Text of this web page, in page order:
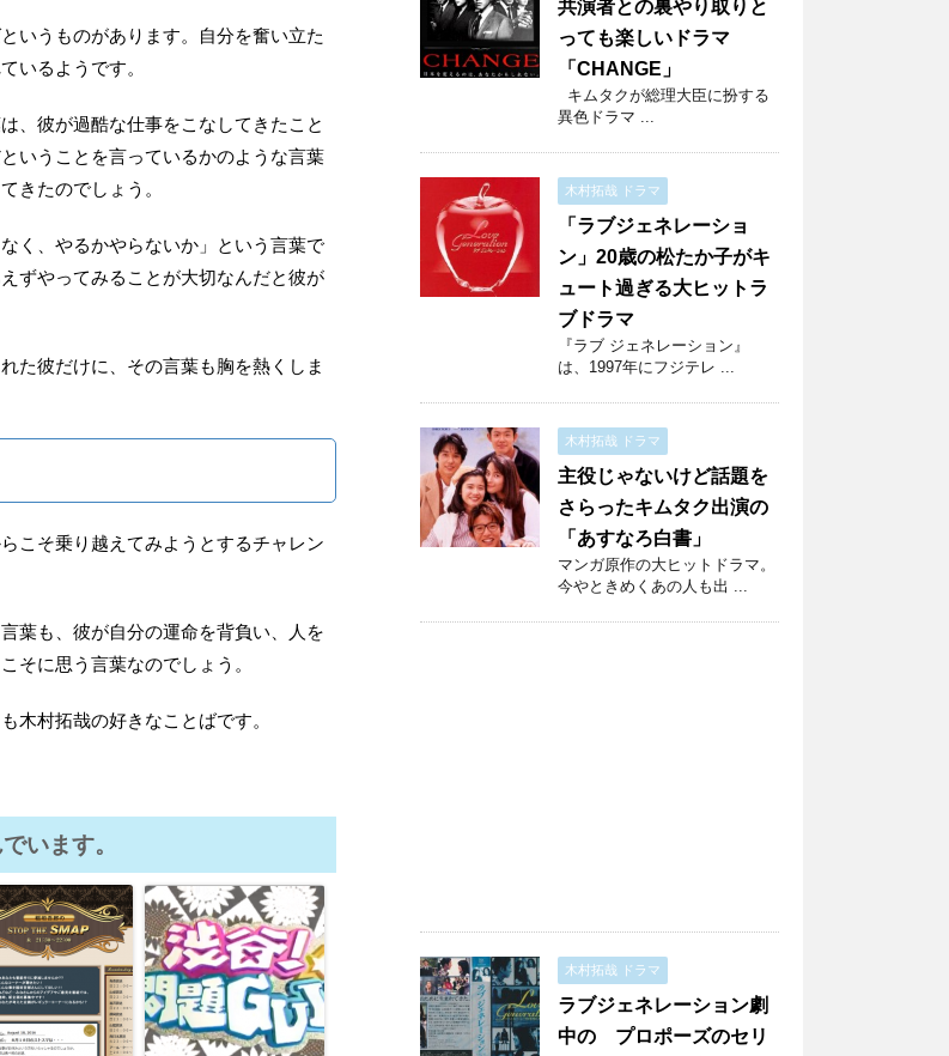
いうものがあります。自分を奮い立た
いるようです。
、彼が過酷な仕事をこなしてきたこと
いうことを言っているかのような言葉
きたのでしょう。
く、やるかやらないか」という言葉で
ずやってみることが大切なんだと彼が
た彼だけに、その言葉も胸を熱くしま
こそ乗り越えてみようとするチャレン
葉も、彼が自分の運命を背負い、人を
そに思う言葉なのでしょう。
木村拓哉の好きなことばです。
います。
共演者との裏やり取りと
っても楽しいドラマ
「CHANGE」
キムタクが総理大臣に扮する
異色ドラマ ...
木村拓哉 ドラマ
「ラブジェネレーショ
ン」20歳の松たか子がキ
ュート過ぎる大ヒットラ
ブドラマ
『ラブ ジェネレーション』
は、1997年にフジテレ ...
木村拓哉 ドラマ
主役じゃないけど話題を
さらったキムタク出演の
「あすなろ白書」
マンガ原作の大ヒットドラマ。
今やときめくあの人も出 ...
木村拓哉 ドラマ
ラブジェネレーション劇
中の プロポーズのセリ